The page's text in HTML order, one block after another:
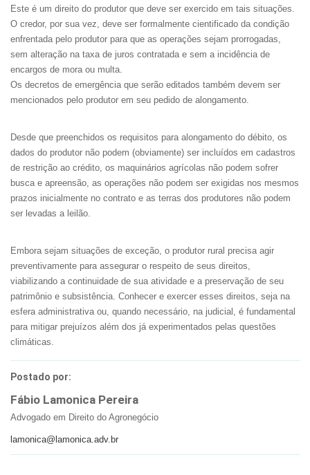
Este é um direito do produtor que deve ser exercido em tais situações.
O credor, por sua vez, deve ser formalmente cientificado da condição
enfrentada pelo produtor para que as operações sejam prorrogadas,
sem alteração na taxa de juros contratada e sem a incidência de
encargos de mora ou multa.
Os decretos de emergência que serão editados também devem ser
mencionados pelo produtor em seu pedido de alongamento.
Desde que preenchidos os requisitos para alongamento do débito, os
dados do produtor não podem (obviamente) ser incluídos em cadastros
de restrição ao crédito, os maquinários agrícolas não podem sofrer
busca e apreensão, as operações não podem ser exigidas nos mesmos
prazos inicialmente no contrato e as terras dos produtores não podem
ser levadas a leilão.
Embora sejam situações de exceção, o produtor rural precisa agir
preventivamente para assegurar o respeito de seus direitos,
viabilizando a continuidade de sua atividade e a preservação de seu
patrimônio e subsistência. Conhecer e exercer esses direitos, seja na
esfera administrativa ou, quando necessário, na judicial, é fundamental
para mitigar prejuízos além dos já experimentados pelas questões
climáticas.
Postado por:
Fábio Lamonica Pereira
Advogado em Direito do Agronegócio
lamonica@lamonica.adv.br